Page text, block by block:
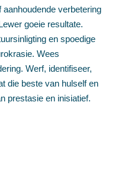
verbetering
goeie resultate.
en spoedige
Wees
Werf, identifiseer,
die beste van hulself en
prestasie en inisiatief.